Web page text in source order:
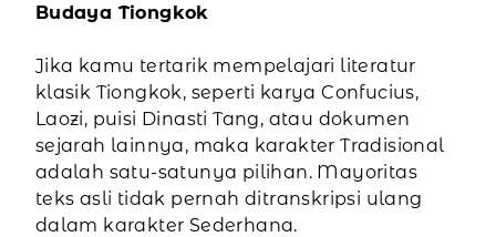
Budaya Tiongkok
Jika kamu tertarik mempelajari literatur
klasik Tiongkok, seperti karya Confucius,
Laozi, puisi Dinasti Tang, atau dokumen
sejarah lainnya, maka karakter Tradisional
adalah satu-satunya pilihan. Mayoritas
teks asli tidak pernah ditranskripsi ulang
dalam karakter Sederhana.